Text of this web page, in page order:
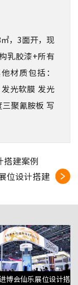
，3面开，现
乳胶漆+所有
材质包括：
光软膜 发光
聚氰胺板 写
搭建案例
位设计搭建
博会仙乐展位设计搭